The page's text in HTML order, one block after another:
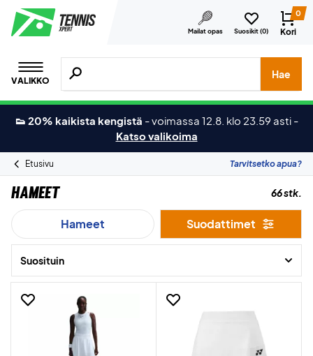
Mailat opas Suosikit (0)
0
Kori
VALIKKO
Hae tuotteita, merkkejä jne.
Hae
👟 20% kaikista kengistä -voimassa 12.8. klo 23.59 asti -
Katso valikoima
Etusivu Tarvitsetko apua?
Hameet 66 stk.
Hameet Suodattimet
Suosituin